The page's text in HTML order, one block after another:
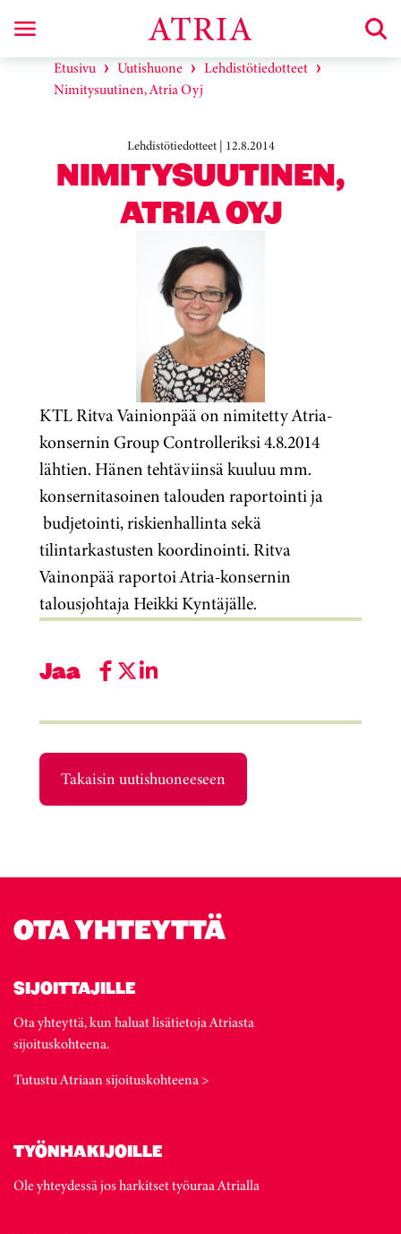
Etusivu Uutishuone
Lehdistötiedotteet
Nimitysuutinen, Atria Oyj
Lehdistötiedotteet | 12.8.2014
NIMITYSUUTINEN,
ATRIA OYJ
KTL Ritva Vainionpää on nimitetty Atria-
konsernin Group Controlleriksi 4.8.2014
lähtien. Hänen tehtäviinsä kuuluu mm.
konsernitasoinen talouden raportointi ja
budjetointi, riskienhallinta sekä
tilintarkastusten koordinointi. Ritva
Vainonpää raportoi Atria-konsernin
talousjohtaja Heikki Kyntäjälle.
Jaa
Takaisin uutishuoneeseen
OTA YHTEYTTÄ
SIJOITTAJILLE
Ota yhteyttä, kun haluat lisätietoja Atriasta
sijoituskohteena.
Tutustu Atriaan sijoituskohteena >
TYÖNHAKIJOILLE
Ole yhteydessä jos harkitset työuraa Atrialla